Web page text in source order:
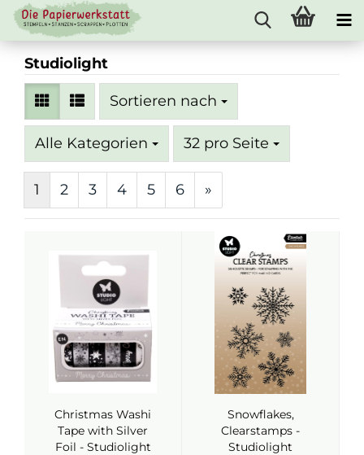
Studiolight
Sortieren nach
Sortieren nach
Alle Kategorien 32 pro Seite
pro Seite
1 2 3 4 5 6 »
Christmas Washi
Tape with Silver
Foil - Studiolight
Snowflakes,
Clearstamps -
Studiolight